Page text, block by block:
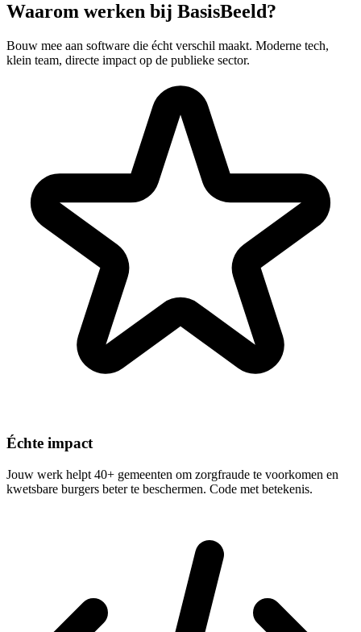
Waarom werken bij BasisBeeld?
Bouw mee aan software die écht verschil maakt. Moderne tech,
klein team, directe impact op de publieke sector.
Échte impact
Jouw werk helpt 40+ gemeenten om zorgfraude te voorkomen en
kwetsbare burgers beter te beschermen. Code met betekenis.